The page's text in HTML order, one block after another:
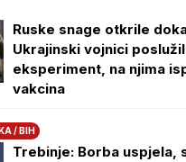
Ruske snage otkrile
Ukrajinski vojnici
eksperiment, na njima
vakcina
/ BIH
Trebinje: Borba uspjela,